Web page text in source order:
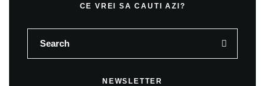
CE VREI SA CAUTI AZI?
NEWSLETTER